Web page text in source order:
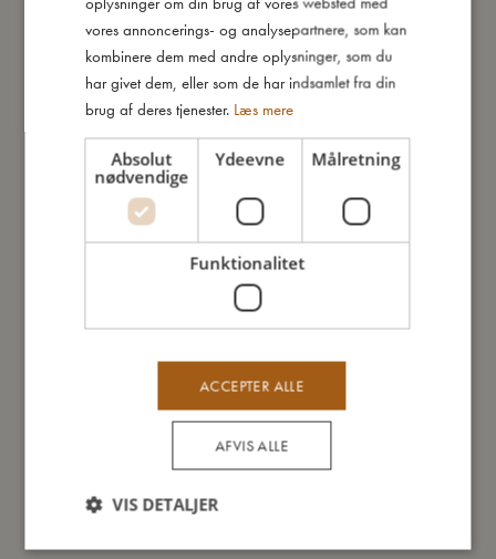
- Langt skaft, ideelt til fodring og til at nå ned i krukker under de
første måltider.
- Tåler opvaskemaskine.
- Kommer i en 3-pak med rolige blå og grønne nuancer
inspireret af naturen.
Sådan plejer du mig
GERMAN
vores annoncerings- og analysepartnere, som kan
kombinere dem med andre oplysninger, som du
har givet dem, eller som de har indsamlet fra din
brug af deres tjenester. Læs mere
Absolut
nødvendige
Ydeevne Målretning
Funktionalitet
ACCEPTER ALLE
AFVIS ALLE
VIS DETALJER